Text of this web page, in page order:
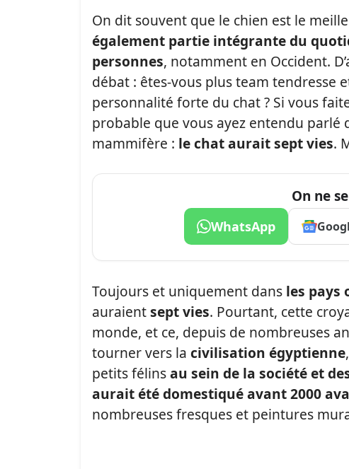
On dit souvent que le chien est le
également partie intégrante du
personnes, notamment en Occident.
débat : êtes-vous plus team tendresse
personnalité forte du chat ? Si vous
probable que vous ayez entendu parlé
mammifère : le chat aurait sept vies.
On ne
WhatsApp
Toujours et uniquement dans les pays
auraientsept vies. Pourtant, cette
monde, et ce, depuis de nombreuses
tourner vers la civilisation égyptienne
petits félinsau sein de la société et
aurait été domestiqué avant 2000
nombreuses fresques et peintures